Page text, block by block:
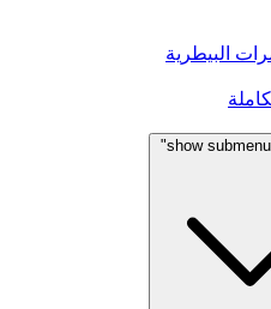
البيطرية
show